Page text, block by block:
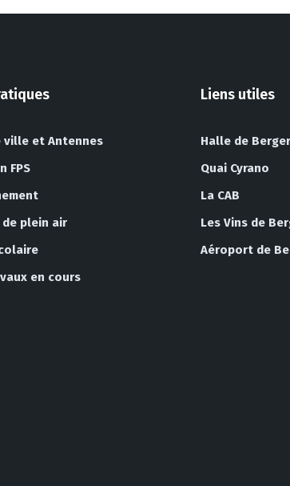
ville et Antennes
FPS
de plein air
en cours
Liens utiles
Halle de
Quai Cyrano
La CAB
Les Vins de
Aéroport de